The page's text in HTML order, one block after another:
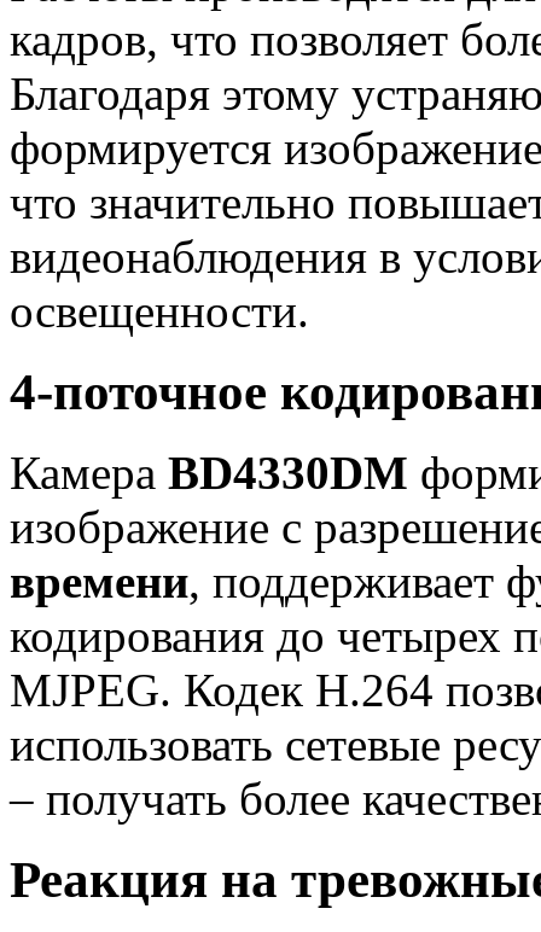
кадров, что позволяет
Благодаря этому
формируется
что значительно
видеонаблюдения в
освещенности.
4-поточное
Камера BD4330DM
изображение с
времени, поддерживает
кодирования до четырех
MJPEG. Кодек Н.264
использовать сетевые
– получать более
Реакция на